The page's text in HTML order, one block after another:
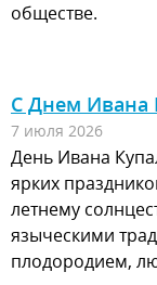
обществе.
С Днем Ивана
7 июля 2026
День Ивана
ярких
летнему
языческими
плодородием,